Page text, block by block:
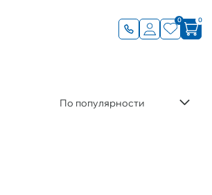
0 0
По популярности